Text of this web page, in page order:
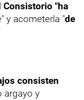
Consistorio "ha
y acometerla "de
consisten
argayo y